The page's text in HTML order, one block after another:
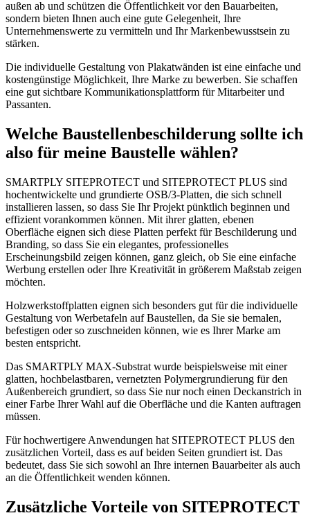
außen ab und schützen die Öffentlichkeit vor den Bauarbeiten,
sondern bieten Ihnen auch eine gute Gelegenheit, Ihre
Unternehmenswerte zu vermitteln und Ihr Markenbewusstsein zu
stärken.
Die individuelle Gestaltung von Plakatwänden ist eine einfache und
kostengünstige Möglichkeit, Ihre Marke zu bewerben. Sie schaffen
eine gut sichtbare Kommunikationsplattform für Mitarbeiter und
Passanten.
Welche Baustellenbeschilderung sollte ich
also für meine Baustelle wählen?
SMARTPLY SITEPROTECT und SITEPROTECT PLUS sind
hochentwickelte und grundierte OSB/3-Platten, die sich schnell
installieren lassen, so dass Sie Ihr Projekt pünktlich beginnen und
effizient vorankommen können. Mit ihrer glatten, ebenen
Oberfläche eignen sich diese Platten perfekt für Beschilderung und
Branding, so dass Sie ein elegantes, professionelles
Erscheinungsbild zeigen können, ganz gleich, ob Sie eine einfache
Werbung erstellen oder Ihre Kreativität in größerem Maßstab zeigen
möchten.
Holzwerkstoffplatten eignen sich besonders gut für die individuelle
Gestaltung von Werbetafeln auf Baustellen, da Sie sie bemalen,
befestigen oder so zuschneiden können, wie es Ihrer Marke am
besten entspricht.
Das SMARTPLY MAX-Substrat wurde beispielsweise mit einer
glatten, hochbelastbaren, vernetzten Polymergrundierung für den
Außenbereich grundiert, so dass Sie nur noch einen Deckanstrich in
einer Farbe Ihrer Wahl auf die Oberfläche und die Kanten auftragen
müssen.
Für hochwertigere Anwendungen hat SITEPROTECT PLUS den
zusätzlichen Vorteil, dass es auf beiden Seiten grundiert ist. Das
bedeutet, dass Sie sich sowohl an Ihre internen Bauarbeiter als auch
an die Öffentlichkeit wenden können.
Zusätzliche Vorteile von SITEPROTECT